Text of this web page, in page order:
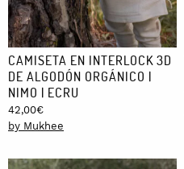
CAMISETA EN INTERLOCK 3D
DE ALGODÓN ORGÁNICO |
NIMO | ECRU
42,00€
by Mukhee